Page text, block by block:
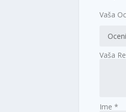
Vaša
Vaša
Ime*